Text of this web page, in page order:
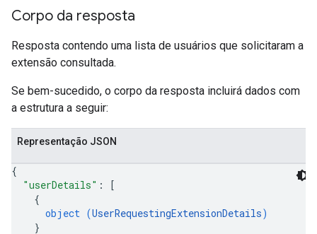
Corpo da resposta
Resposta contendo uma lista de usuários que solicitaram a
extensão consultada.
Se bem-sucedido, o corpo da resposta incluirá dados com
a estrutura a seguir:
Representação JSON
{
"userDetails" :
[
{
object (UserRequestingExtensionDetails)
}